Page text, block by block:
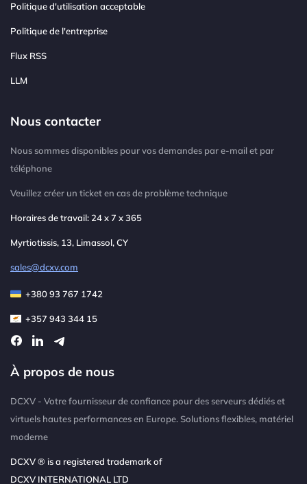
Politique d'utilisation acceptable
Politique de l'entreprise
Flux RSS
LLM
Nous contacter
Nous sommes disponibles pour vos demandes par e-mail et par
téléphone
Veuillez créer un ticket en cas de problème technique
Horaires de travail: 24 x 7 x 365
Myrtiotissis, 13, Limassol, CY
sales@dcxv.com
+380 93 767 1742
+357 943 344 15
À propos de nous
DCXV - Votre fournisseur de confiance pour des serveurs dédiés et
virtuels hautes performances en Europe. Solutions flexibles, matériel
moderne
DCXV ® is a registered trademark of
DCXV INTERNATIONAL LTD